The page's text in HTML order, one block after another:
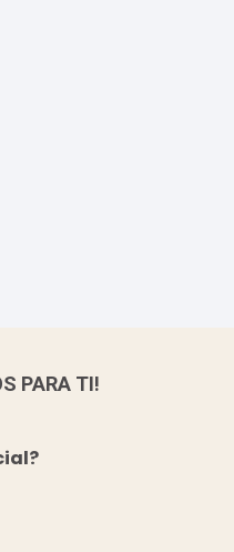
PARA TI!